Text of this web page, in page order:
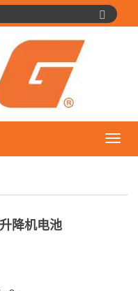
导
降机电池